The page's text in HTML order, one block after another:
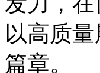
以高质
篇章。